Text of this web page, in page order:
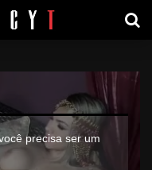
precisa ser um